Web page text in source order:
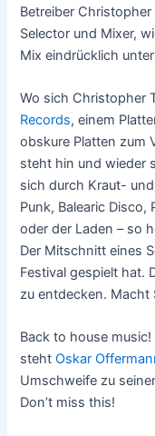
Betreiber
Selector und Mixer,
Mix eindrücklich
Wo sich Christopher
Records, einem
obskure Platten zum
steht hin und wieder
sich durch Kraut-
Punk, Balearic
oder der Laden – so
Der Mitschnitt eines
Festival gespielt hat.
zu entdecken. Macht
Back to house
stehtOskar
Umschweife zu
Don’t miss this!